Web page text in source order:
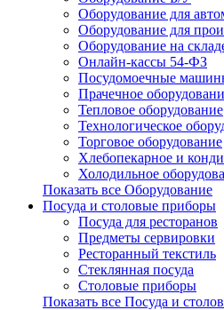
Оборудование для
Оборудование для
Оборудование на
Онлайн-кассы 54-ФЗ
Посудомоечные
Прачечное
Тепловое оборудование
Технологическое
Торговое оборудование
Хлебопекарное и
Холодильное
Показать все Оборудование
Посуда и столовые приборы
Посуда для ресторанов
Предметы сервировки
Ресторанный текстиль
Стеклянная посуда
Столовые приборы
Показать все Посуда и